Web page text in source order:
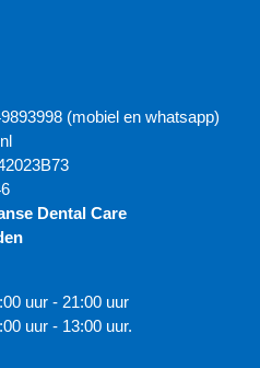
(mobiel enwhatsapp)
Dental Care
uur - 21:00 uur
uur - 13:00 uur.